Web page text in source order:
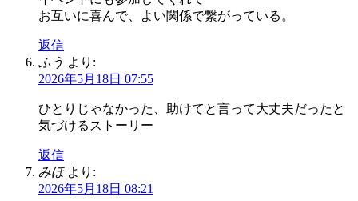
お互いに喜んで、よい関係で繋がっている。
返信
ふう より:
2026年5月18日 07:55
ひとりじゃなかった、助けてと言って大丈夫だったと
気づけるストーリー
返信
みほ より:
2026年5月18日 08:21